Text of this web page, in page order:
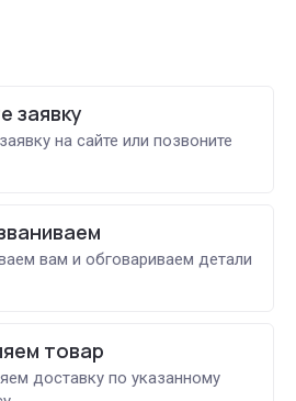
заявку
на сайте или позвоните
вам и обговариваем детали
товар
доставку по указанному